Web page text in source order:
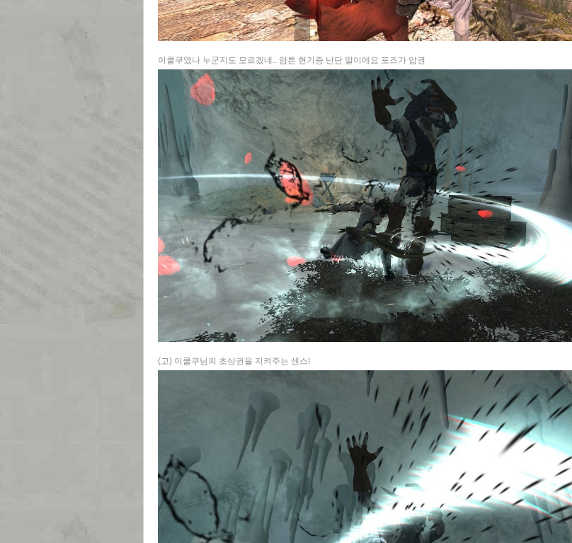
이쿨쿠였나 누군지도 모르겠네.. 암튼 현기증 난단 말이에요 포즈가 압권
(고) 이쿨쿠님의 초상권을 지켜주는 센스!